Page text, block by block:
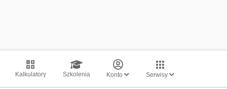
Kalkulatory Szkolenia Konto Serwisy